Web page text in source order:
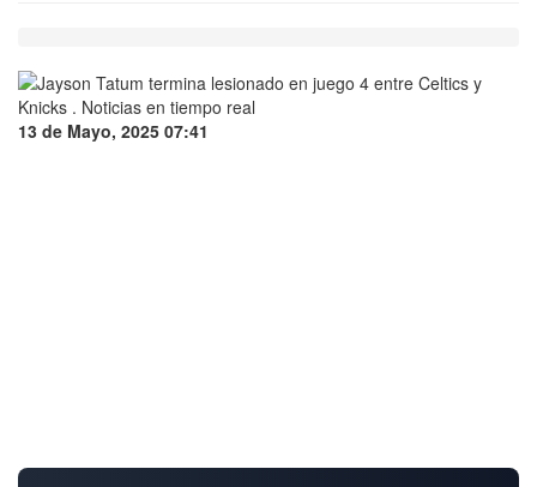
13 de Mayo, 2025 07:41